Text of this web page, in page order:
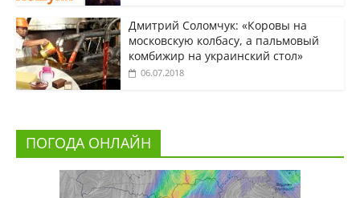
Дмитрий Соломчук: «Коровы на
московскую колбасу, а пальмовый
комбижир на украинский стол»
06.07.2018
ПОГОДА ОНЛАЙН